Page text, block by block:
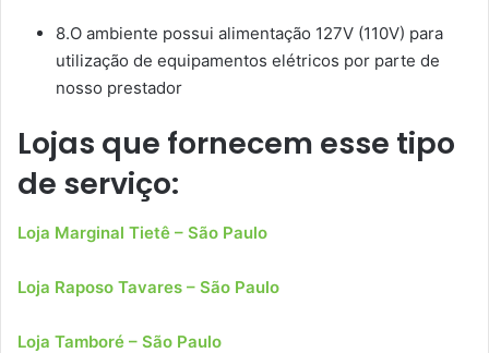
8.O ambiente possui alimentação 127V (110V) para
utilização de equipamentos elétricos por parte de
nosso prestador
Lojas que fornecem esse tipo
de serviço:
Loja Marginal Tietê – São Paulo
Loja Raposo Tavares – São Paulo
Loja Tamboré – São Paulo